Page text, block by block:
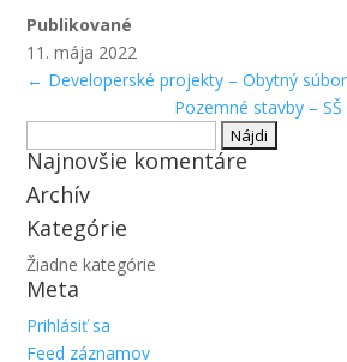
Publikované
11. mája 2022
← Developerské projekty – Obytný
Pozemné stavby –
Najnovšie komentáre
Archív
Kategórie
Žiadne kategórie
Meta
Prihlásiť sa
Feed záznamov